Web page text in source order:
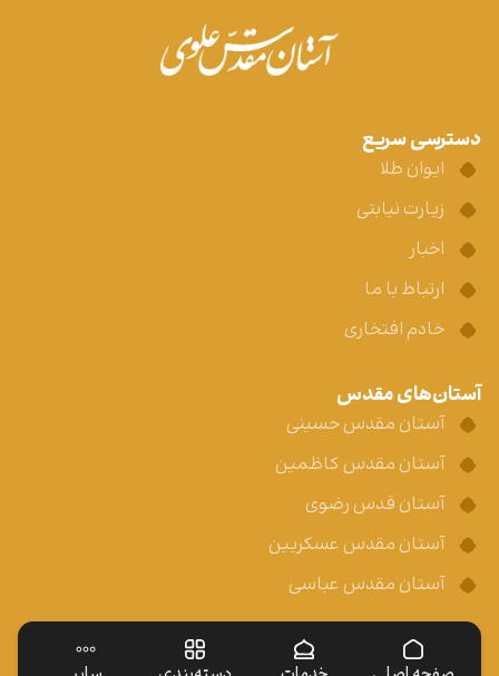
دسترسی سریع
ایوان طلا
زیارت نیابتی
اخبار
ارتباط با ما
خادم افتخاری
آستان‌های مقدس
آستان مقدس حسینی
آستان مقدس کاظمین
آستان قدس رضوی
آستان مقدس عسکریین
آستان مقدس عباسی